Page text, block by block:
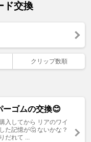
ド交換
クリップ数順
ーゴムの交換😊
入してから リアのワイ
た記憶が🤔 ないかな？
だれて ...